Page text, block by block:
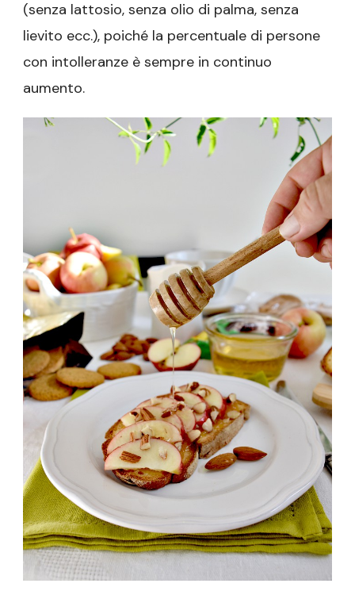
(senza lattosio, senza olio di palma, senza
lievito ecc.), poiché la percentuale di persone
con intolleranze è sempre in continuo
aumento.